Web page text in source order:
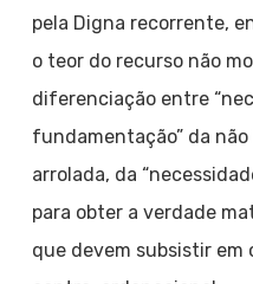
pela Digna recorrente,
o teor do recurso não
diferenciação entre
fundamentação” da
arrolada, da
para obter a verdade
que devem subsistir em